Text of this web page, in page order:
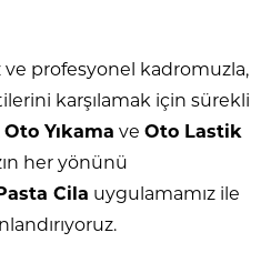
ve profesyonel kadromuzla,
karşılamak için sürekli
Oto Yıkama ve Oto Lastik
her yönünü
Cila uygulamamız ile